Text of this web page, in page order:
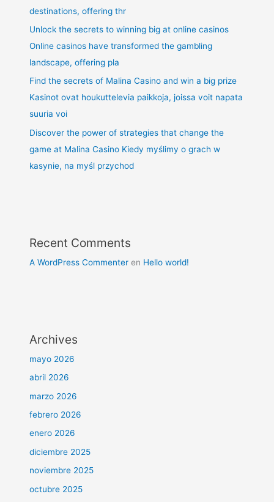
destinations, offering thr
Unlock the secrets to winning big at online casinos
Online casinos have transformed the gambling
landscape, offering pla
Find the secrets of Malina Casino and win a big prize
Kasinot ovat houkuttelevia paikkoja, joissa voit napata
suuria voi
Discover the power of strategies that change the
game at Malina Casino Kiedy myślimy o grach w
kasynie, na myśl przychod
Recent Comments
A WordPress Commenter en Hello world!
Archives
mayo 2026
abril 2026
marzo 2026
febrero 2026
enero 2026
diciembre 2025
noviembre 2025
octubre 2025